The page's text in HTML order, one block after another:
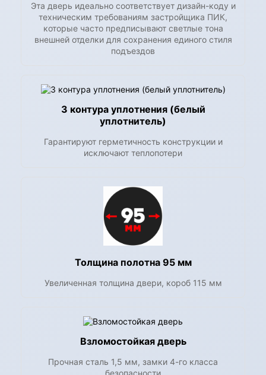
Эта дверь идеально соответствует дизайн-коду и
техническим требованиям застройщика ПИК,
которые часто предписывают светлые тона
внешней отделки для сохранения единого стиля
подъездов
3 контура уплотнения (белый
уплотнитель)
Гарантируют герметичность конструкции и
исключают теплопотери
Толщина полотна 95 мм
Увеличенная толщина двери, короб 115 мм
Взломостойкая дверь
Прочная сталь 1,5 мм, замки 4-го класса
безопасности